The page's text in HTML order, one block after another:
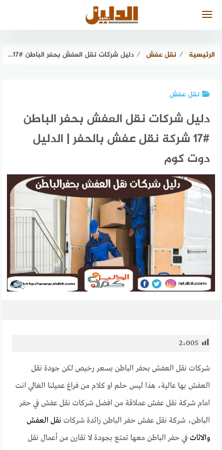
الرئيسية ⁄ نقل عفش ⁄ دليل شركات نقل العفش بحفر الباطن #17 شركة نقل عفش بالحفر | الدليل دوت كوم
نقل عفش
دليل شركات نقل العفش بحفر الباطن
#17 شركة نقل عفش بالحفر | الدليل
دوت كوم
2٬005
شركات نقل العفش بحفر الباطن بسعر رخيص لكن جودة نقل
العفش بها عالية، هذا ليس حلم او كلام من فراغ عميلنا الغالي انت
امام شركة نقل عفش عملاقة من افضل شركات نقل عفش في حفر
الباطن، شركة نقل عفش حفر الباطن رائدة شركات نقل العفش
والاثاث في حفر الباطن معها تمتع بجودة لا تقارن من أعمال نقل